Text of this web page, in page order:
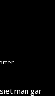
man gar